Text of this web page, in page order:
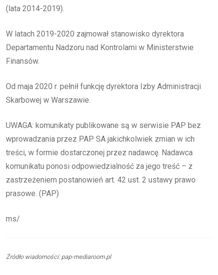
(lata 2014-2019).
W latach 2019-2020 zajmował stanowisko dyrektora
Departamentu Nadzoru nad Kontrolami w Ministerstwie
Finansów.
Od maja 2020 r. pełnił funkcję dyrektora Izby Administracji
Skarbowej w Warszawie.
UWAGA: komunikaty publikowane są w serwisie PAP bez
wprowadzania przez PAP SA jakichkolwiek zmian w ich
treści, w formie dostarczonej przez nadawcę. Nadawca
komunikatu ponosi odpowiedzialność za jego treść – z
zastrzeżeniem postanowień art. 42 ust. 2 ustawy prawo
prasowe. (PAP)
ms/
Źródło wiadomości: pap-mediaroom.pl